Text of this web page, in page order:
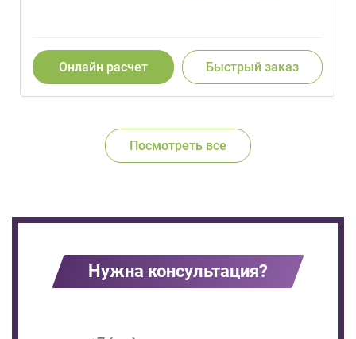
Онлайн расчет Быстрый заказ
Посмотреть все
Нужна консультация?